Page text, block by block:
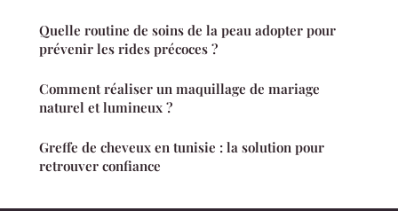
Quelle routine de soins de la peau adopter pour
prévenir les rides précoces ?
Comment réaliser un maquillage de mariage
naturel et lumineux ?
Greffe de cheveux en tunisie : la solution pour
retrouver confiance